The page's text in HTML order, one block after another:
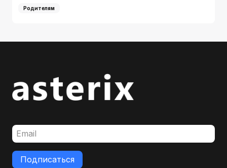
Родителям
Подписаться